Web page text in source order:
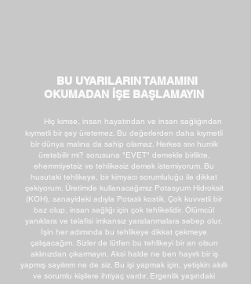
BU UYARILARIN TAMAMINI
OKUMADAN İŞE BAŞLAMAYIN
Hiç kimse, insan hayatından ve insan sağlığından
kıymetli bir şey üretemez. Bu değerlerden daha kıymetli
bir dünya malına da sahip olamaz. Herkes sıvı humik
üretebilir mi? sorusuna "EVET" demekle birlikte,
ehemmiyetsiz ve tehlikesiz demek istemiyorum. Bu
husutaki tehlikeye, bir kimyacı sorumluluğu ile dikkat
çekiyorum. Üretimde kullanacağımız Potasyum Hidroksit
(KOH), sanayideki adıyla Potaslı kostik. Çok kuvvetli bir
baz olup, insan sağlığı için çok tehlikelidir. Ölümcül
yanıklara ve telafisi imkansız yaralanmalara sebep olur.
İşin her adımında bu tehlikeye dikkat çekmeye
çalışacağım. Sizler de lütfen bu tehlikeyi bir an olsun
aklınızdan çıkarmayın. Aksi halde ne ben hayırlı bir iş
yapmış sayılırım ne de siz. Bu işi yapmak için, yetişkin akıllı
ve sorumlu kişilere ihtiyaç vardır. Ergenlik yaşındaki